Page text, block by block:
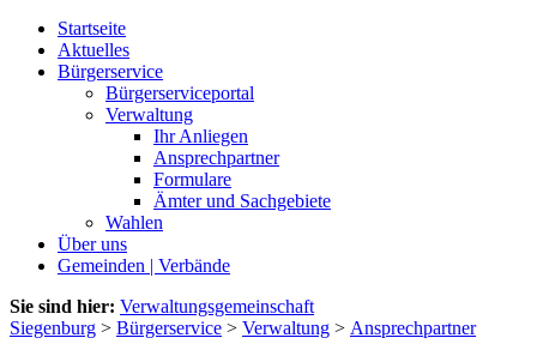
Startseite
Aktuelles
Bürgerservice
Bürgerserviceportal
Verwaltung
Ihr Anliegen
Ansprechpartner
Formulare
Ämter und Sachgebiete
Wahlen
Über uns
Gemeinden | Verbände
Sie sind hier: Verwaltungsgemeinschaft
Siegenburg > Bürgerservice > Verwaltung > Ansprechpartner